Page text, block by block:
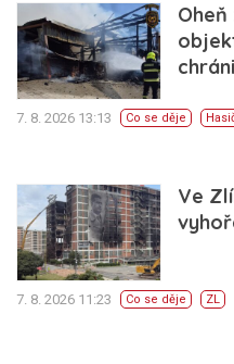
7. 8. 2026 13:13 Co se děje
Ve
7. 8. 2026 11:23 Co se děje ZL